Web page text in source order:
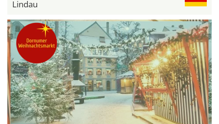
Lindau